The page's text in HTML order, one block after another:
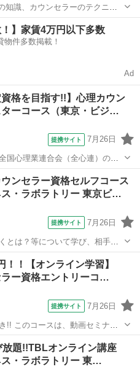
知識、カウンセラーのテクニッ
、何度でもパソコン・スマホ・
ラーを目指している人、スキル
...
！】家賃4万円以下多数
物件多数掲載！
Ad
資格を目指す!!】心理カウン
ーコース（東京・ビジ…
提携サイト 7月26日
国心理業連合会（全心連）の認
高まっています。 そんな中、全
ウンセラー資格セルフコース
ス・ラボラトリー 東京ビ…
提携サイト 7月26日
とは？等について学び、相手の
てのコミュニケーションスキル
心の成長にも繋がり、大切な人
大い...
！！【オンライン学習】
ラー資格エントリーコ…
提携サイト 7月26日
!! このコースは、動画セミナー
ションが受けられるお得なコー
放題!!TBLオンライン講座
ス・ラボラトリー 東…